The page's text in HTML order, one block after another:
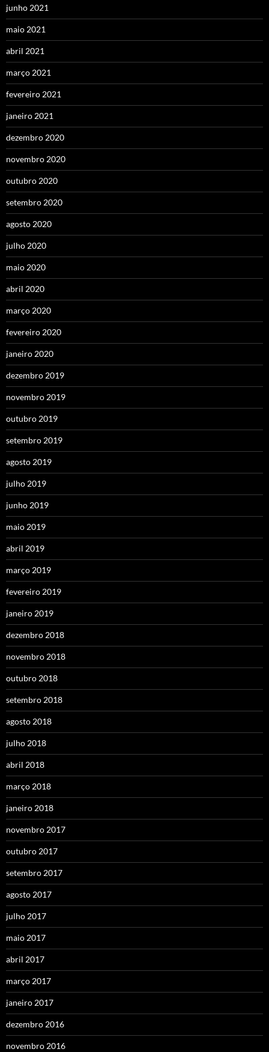
junho 2021
maio 2021
abril 2021
março 2021
fevereiro 2021
janeiro 2021
dezembro 2020
novembro 2020
outubro 2020
setembro 2020
agosto 2020
julho 2020
maio 2020
abril 2020
março 2020
fevereiro 2020
janeiro 2020
dezembro 2019
novembro 2019
outubro 2019
setembro 2019
agosto 2019
julho 2019
junho 2019
maio 2019
abril 2019
março 2019
fevereiro 2019
janeiro 2019
dezembro 2018
novembro 2018
outubro 2018
setembro 2018
agosto 2018
julho 2018
abril 2018
março 2018
janeiro 2018
novembro 2017
outubro 2017
setembro 2017
agosto 2017
julho 2017
maio 2017
abril 2017
março 2017
janeiro 2017
dezembro 2016
novembro 2016